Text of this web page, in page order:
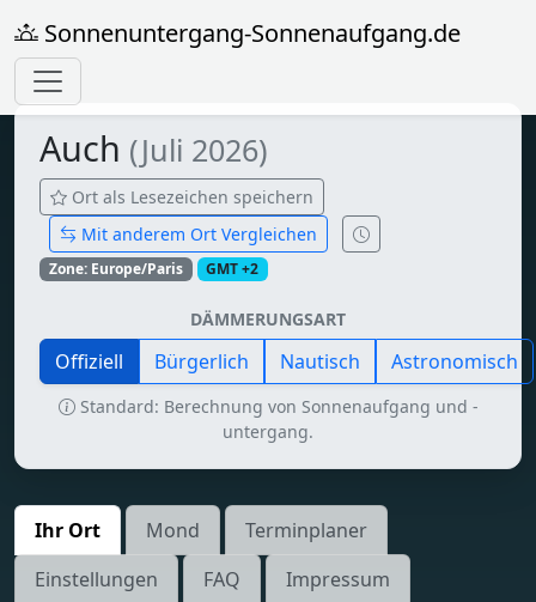
Sonnenuntergang-Sonnenaufgang.de
Auch (Juli 2026)
Ort als Lesezeichen speichern
Mit anderem Ort Vergleichen
Zone: Europe/Paris GMT +2
DÄMMERUNGSART
Offiziell Bürgerlich Nautisch Astronomisch
Standard: Berechnung von Sonnenaufgang und -
untergang.
Ihr Ort Mond
Terminplaner
Einstellungen
FAQ Impressum